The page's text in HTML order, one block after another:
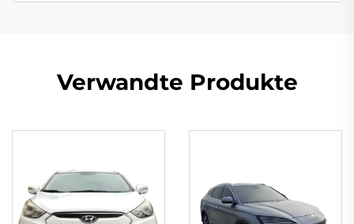
Verwandte Produkte